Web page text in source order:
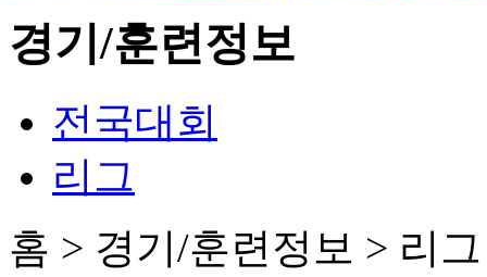
경기/훈련정보
전국대회
리그
홈 > 경기/훈련정보 > 리그